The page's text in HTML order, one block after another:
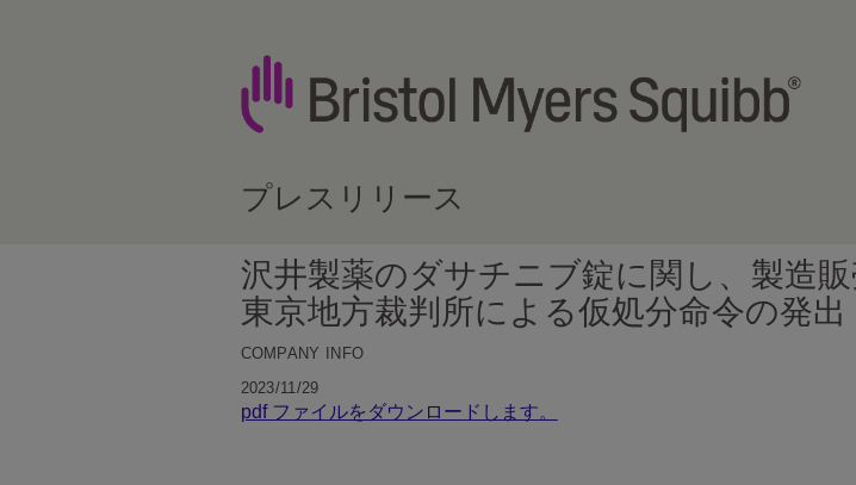
プレスリリース
沢井製薬のダサチニブ錠に関し、製造
東京地方裁判所による仮処分命令の発出
COMPANY INFO
2023/11/29
pdf ファイルをダウンロードします。